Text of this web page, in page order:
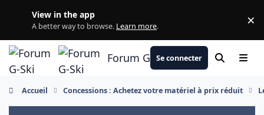
View in the app
A better way to browse. Learn more. ×
Forum G-SkiSe connecter Rechercher
Menu
Accueil Concessions : Achetez votre matériel à prix réduit